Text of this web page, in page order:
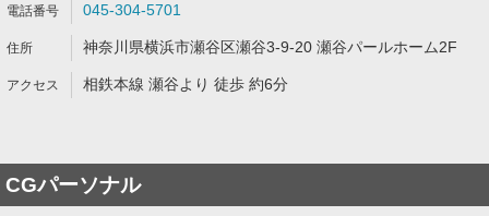
045-304-5701
神奈川県横浜市瀬谷区瀬谷3-9-20 瀬谷パールホーム2F
相鉄本線 瀬谷より 徒歩 約6分
CGパーソナル